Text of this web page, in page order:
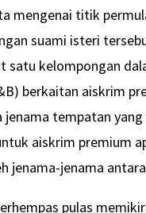
mengenai titik
suami isteri
satu kelompongan
berkaitan aiskrim
jenama tempatan
aiskrim premium
jenama-jenama
pulas